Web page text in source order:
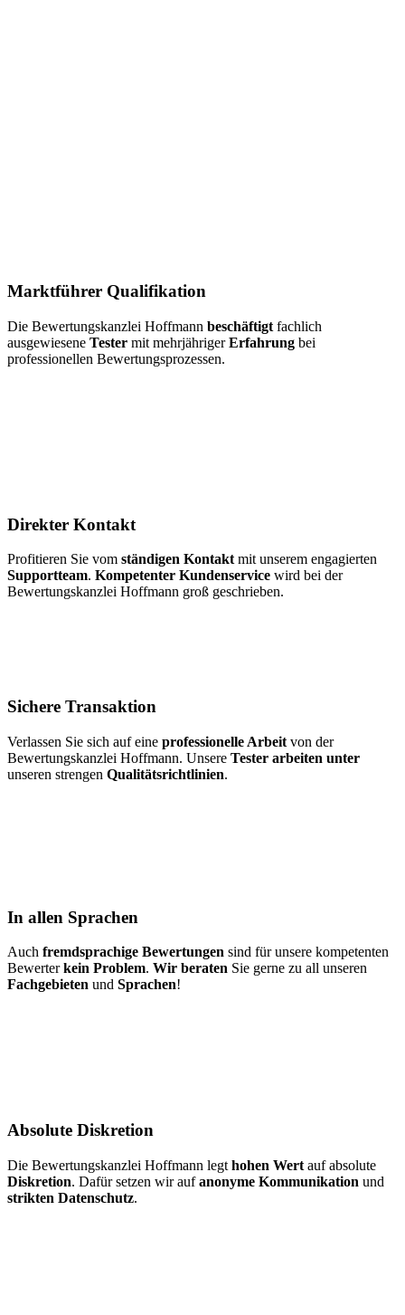
Marktführer Qualifikation
Die Bewertungskanzlei Hoffmann beschäftigt fachlich
ausgewiesene Tester mit mehrjährigerErfahrung bei
professionellen Bewertungsprozessen.
Direkter Kontakt
Profitieren Sie vom ständigen Kontaktmit unserem engagierten
Supportteam. Kompetenter Kundenservice wird bei der
Bewertungskanzlei Hoffmann groß geschrieben.
Sichere Transaktion
Verlassen Sie sich auf eine professionelle Arbeit von der
Bewertungskanzlei Hoffmann. Unsere Tester arbeiten unter
unseren strengen Qualitätsrichtlinien.
In allen Sprachen
Auch fremdsprachige Bewertungen sind für unsere kompetenten
Bewerterkein Problem. Wir beraten Sie gerne zu all unseren
Fachgebieten und Sprachen!
Absolute Diskretion
Die Bewertungskanzlei Hoffmann legt hohen Wert auf absolute
Diskretion. Dafür setzen wir aufanonyme Kommunikation und
strikten Datenschutz.